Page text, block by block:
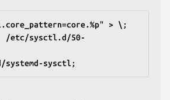
> \ ;
/etc/sysctl.d/50-
sysctl